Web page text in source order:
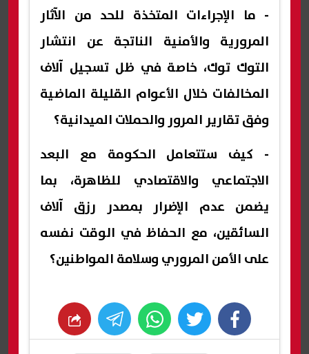
- ما الإجراءات المتخذة للحد من الآثار
المرورية والأمنية الناتجة عن انتشار
التوك توك، خاصة في ظل تسجيل آلاف
المخالفات خلال الأعوام القليلة الماضية
وفق تقارير المرور والحملات الميدانية؟
- كيف ستتعامل الحكومة مع البعد
الاجتماعي والاقتصادي للظاهرة، بما
يضمن عدم الإضرار بمصدر رزق آلاف
السائقين، مع الحفاظ في الوقت نفسه
على الأمن المروري وسلامة المواطنين؟
facebook
twitter
whats